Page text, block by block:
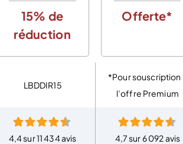
15% de
réduction
LBDDIR15
4,4 sur 11 434 avis
Offerte*
*Pour souscription
l’offre Premium
4,7 sur 6 092 avis